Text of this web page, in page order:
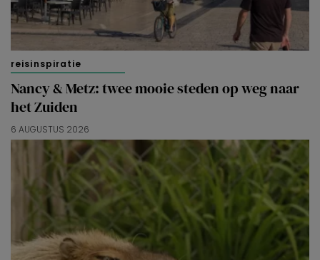
reisinspiratie
Nancy & Metz: twee mooie steden op weg naar
het Zuiden
6 AUGUSTUS 2026